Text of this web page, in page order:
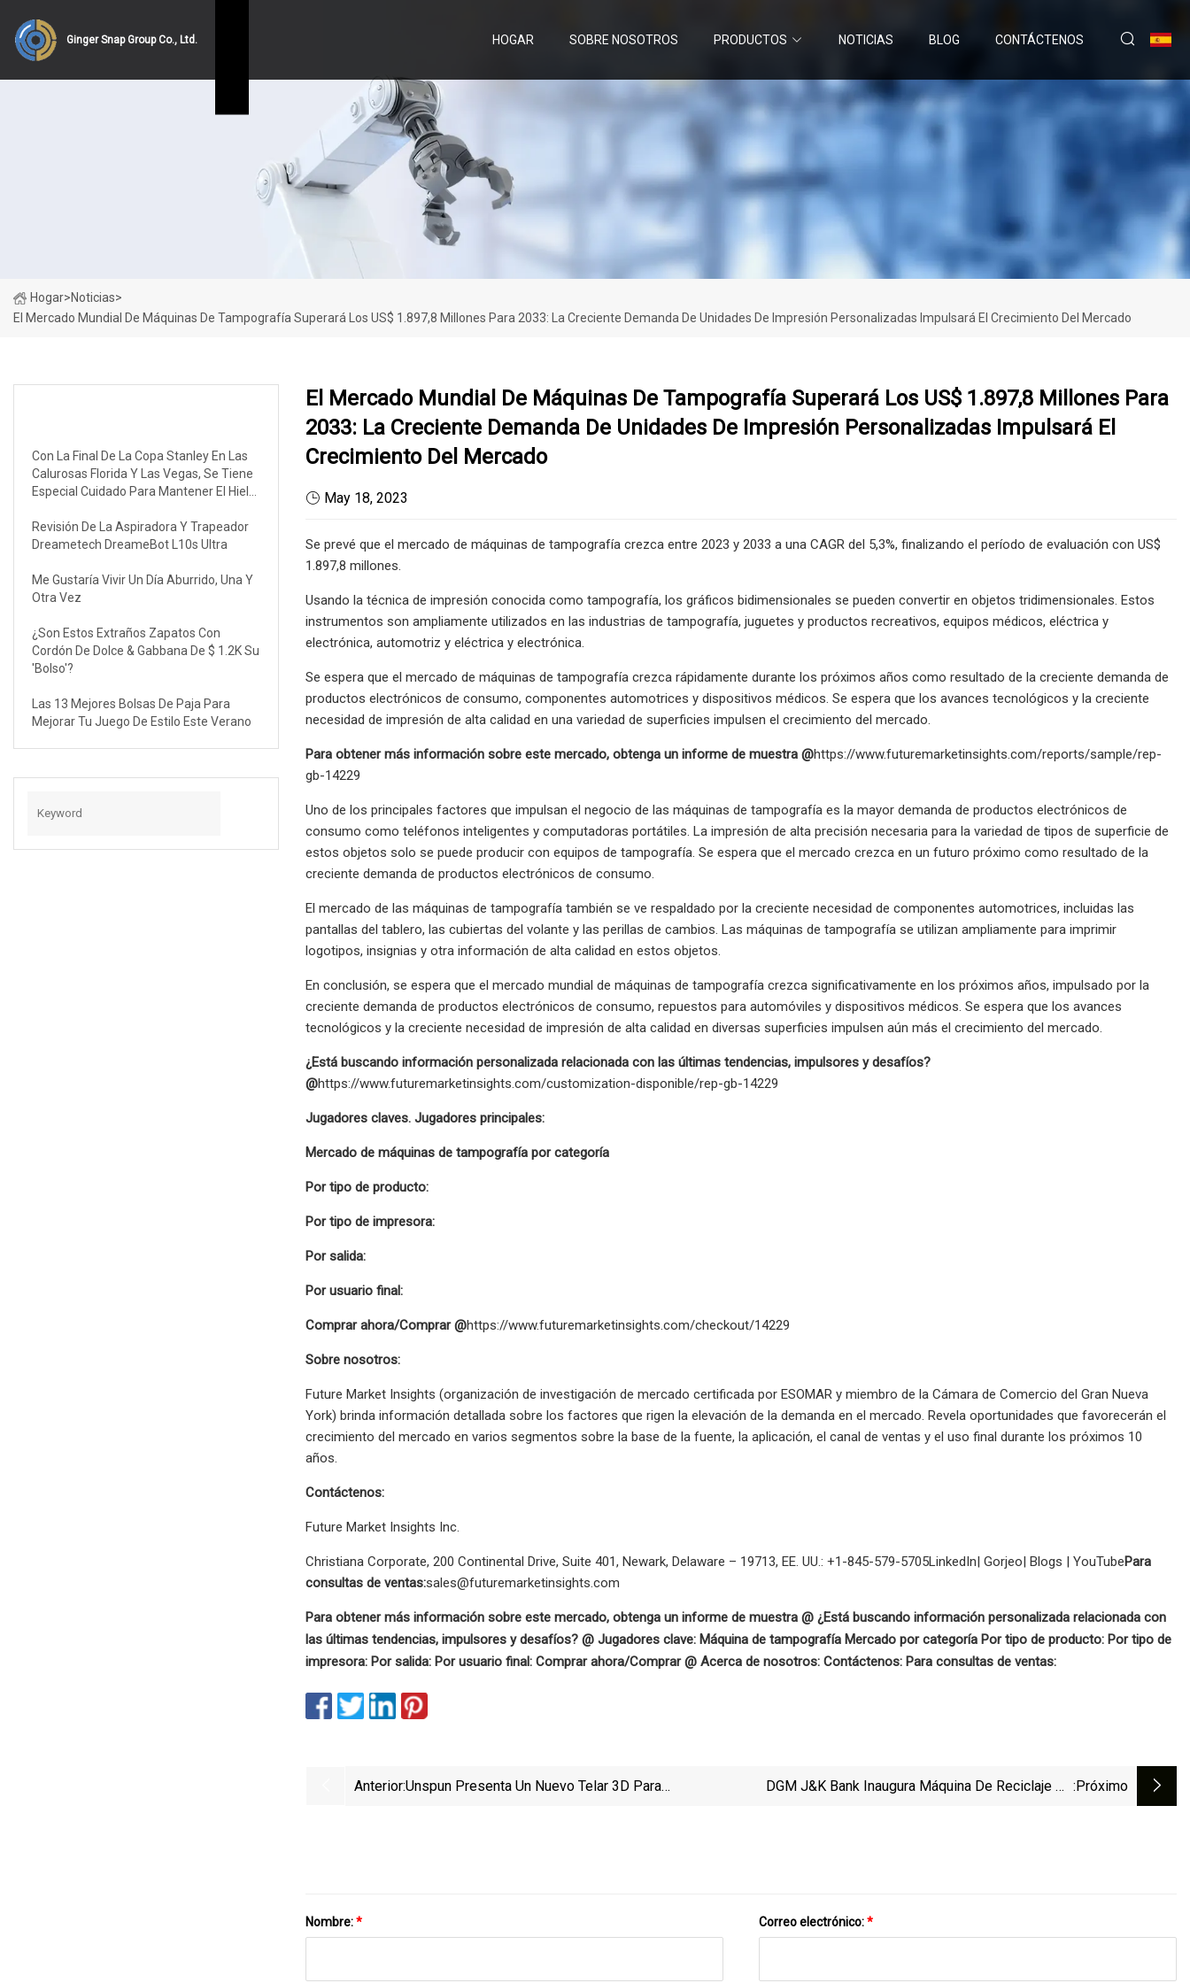
Ginger Snap Group Co., Ltd. HOGAR SOBRE NOSOTROS PRODUCTOS NOTICIAS BLOG CONTÁCTENOS
Hogar>Noticias>
El Mercado Mundial De Máquinas De Tampografía Superará Los US$ 1.897,8 Millones Para 2033: La Creciente Demanda De Unidades De Impresión Personalizadas Impulsará El Crecimiento Del Mercado
Con La Final De La Copa Stanley En Las
Calurosas Florida Y Las Vegas, Se Tiene
Especial Cuidado Para Mantener El Hielo
Revisión De La Aspiradora Y Trapeador
Dreametech DreameBot L10s Ultra
Me Gustaría Vivir Un Día Aburrido, Una Y
Otra Vez
¿Son Estos Extraños Zapatos Con
Cordón De Dolce & Gabbana De $ 1.2K Su
'bolso'?
Las 13 Mejores Bolsas De Paja Para
Mejorar Tu Juego De Estilo Este Verano
El Mercado Mundial De Máquinas De Tampografía Superará Los US$ 1.897,8 Millones Para
2033: La Creciente Demanda De Unidades De Impresión Personalizadas Impulsará El
Crecimiento Del Mercado
May 18, 2023
Se prevé que el mercado de máquinas de tampografía crezca entre 2023 y 2033 a una CAGR del 5,3%, finalizando el período de evaluación con US$
1.897,8 millones.
Usando la técnica de impresión conocida como tampografía, los gráficos bidimensionales se pueden convertir en objetos tridimensionales. Estos
instrumentos son ampliamente utilizados en las industrias de tampografía, juguetes y productos recreativos, equipos médicos, eléctrica y
electrónica, automotriz y eléctrica y electrónica.
Se espera que el mercado de máquinas de tampografía crezca rápidamente durante los próximos años como resultado de la creciente demanda de
productos electrónicos de consumo, componentes automotrices y dispositivos médicos. Se espera que los avances tecnológicos y la creciente
necesidad de impresión de alta calidad en una variedad de superficies impulsen el crecimiento del mercado.
Para obtener más información sobre este mercado, obtenga un informe de muestra @https://www.futuremarketinsights.com/reports/sample/rep-
gb-14229
Uno de los principales factores que impulsan el negocio de las máquinas de tampografía es la mayor demanda de productos electrónicos de
consumo como teléfonos inteligentes y computadoras portátiles. La impresión de alta precisión necesaria para la variedad de tipos de superficie de
estos objetos solo se puede producir con equipos de tampografía. Se espera que el mercado crezca en un futuro próximo como resultado de la
creciente demanda de productos electrónicos de consumo.
El mercado de las máquinas de tampografía también se ve respaldado por la creciente necesidad de componentes automotrices, incluidas las
pantallas del tablero, las cubiertas del volante y las perillas de cambios. Las máquinas de tampografía se utilizan ampliamente para imprimir
logotipos, insignias y otra información de alta calidad en estos objetos.
En conclusión, se espera que el mercado mundial de máquinas de tampografía crezca significativamente en los próximos años, impulsado por la
creciente demanda de productos electrónicos de consumo, repuestos para automóviles y dispositivos médicos. Se espera que los avances
tecnológicos y la creciente necesidad de impresión de alta calidad en diversas superficies impulsen aún más el crecimiento del mercado.
¿Está buscando información personalizada relacionada con las últimas tendencias, impulsores y desafíos?
@https://www.futuremarketinsights.com/customization-disponible/rep-gb-14229
Jugadores claves. Jugadores principales:
Mercado de máquinas de tampografía por categoría
Por tipo de producto:
Por tipo de impresora:
Por salida:
Por usuario final:
Comprar ahora/Comprar @https://www.futuremarketinsights.com/checkout/14229
Sobre nosotros:
Future Market Insights (organización de investigación de mercado certificada por ESOMAR y miembro de la Cámara de Comercio del Gran Nueva
York) brinda información detallada sobre los factores que rigen la elevación de la demanda en el mercado. Revela oportunidades que favorecerán el
crecimiento del mercado en varios segmentos sobre la base de la fuente, la aplicación, el canal de ventas y el uso final durante los próximos 10
años.
Contáctenos:
Future Market Insights Inc.
Christiana Corporate, 200 Continental Drive, Suite 401, Newark, Delaware – 19713, EE. UU.: +1-845-579-5705LinkedIn| Gorjeo| Blogs | YouTubePara
consultas de ventas:sales@futuremarketinsights.com
Para obtener más información sobre este mercado, obtenga un informe de muestra @ ¿Está buscando información personalizada relacionada con
las últimas tendencias, impulsores y desafíos? @ Jugadores clave: Máquina de tampografía Mercado por categoría Por tipo de producto: Por tipo de
impresora: Por salida: Por usuario final: Comprar ahora/Comprar @ Acerca de nosotros: Contáctenos: Para consultas de ventas:
Anterior:Unspun Presenta Un Nuevo Telar 3D Para
DGM J&K Bank Inaugura Máquina De Reciclaje De :próximo
Nombre:* Correo electrónico:*